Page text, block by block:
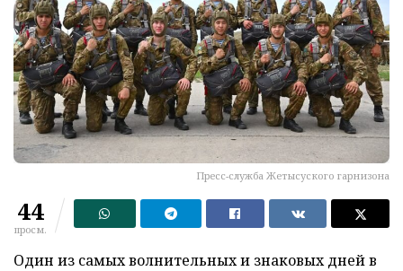
Пресс-служба Жетысуского гарнизона
44
просм.
Один из самых волнительных и знаковых дней в